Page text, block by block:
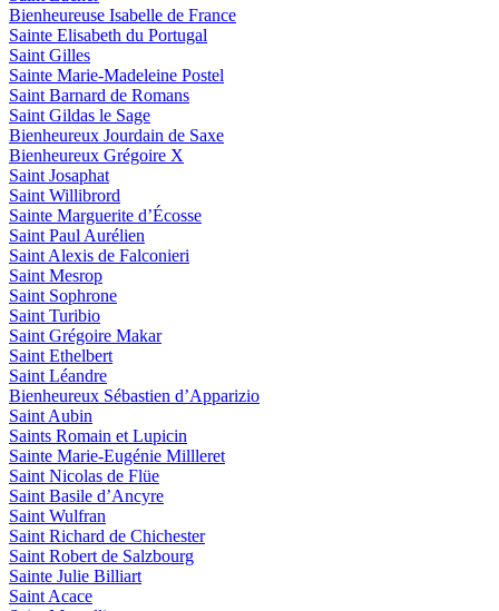
Bienheureuse Isabelle de France
Sainte Elisabeth du Portugal
Saint Gilles
Sainte Marie-Madeleine Postel
Saint Barnard de Romans
Saint Gildas le Sage
Bienheureux Jourdain de Saxe
Bienheureux Grégoire X
Saint Josaphat
Saint Willibrord
Sainte Marguerite d’Écosse
Saint Paul Aurélien
Saint Alexis de Falconieri
Saint Mesrop
Saint Sophrone
Saint Turibio
Saint Grégoire Makar
Saint Ethelbert
Saint Léandre
Bienheureux Sébastien d’Apparizio
Saint Aubin
Saints Romain et Lupicin
Sainte Marie-Eugénie Millleret
Saint Nicolas de Flüe
Saint Basile d’Ancyre
Saint Wulfran
Saint Richard de Chichester
Saint Robert de Salzbourg
Sainte Julie Billiart
Saint Acace